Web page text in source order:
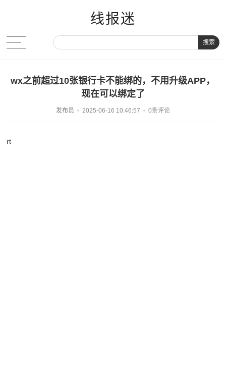
线报迷
搜索
wx之前超过10张银行卡不能绑的，不用升级APP，
现在可以绑定了
发布员 2025-06-16 10:46:57 0条评论
rt